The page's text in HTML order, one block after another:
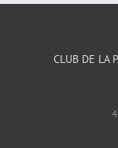
CLUB DE LA